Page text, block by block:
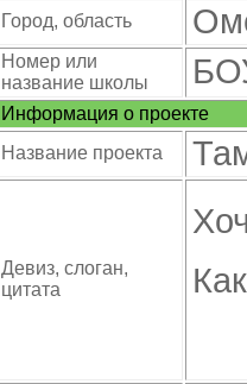
Город, область
Номер или
название школы
Информация о проекте
Название проекта
Девиз, слоган,
цитата